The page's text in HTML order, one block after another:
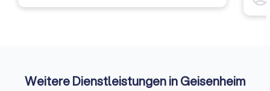
Weitere Dienstleistungen in Geisenheim